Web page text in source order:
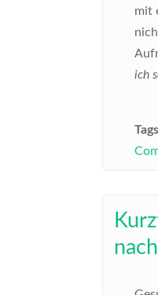
mit
ich
Tags